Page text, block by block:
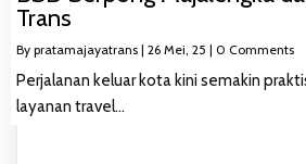
Trans
By pratamajayatrans | 26 Mei, 25 | 0 Comments
Perjalanan keluar kota kini semakin
layanan travel…